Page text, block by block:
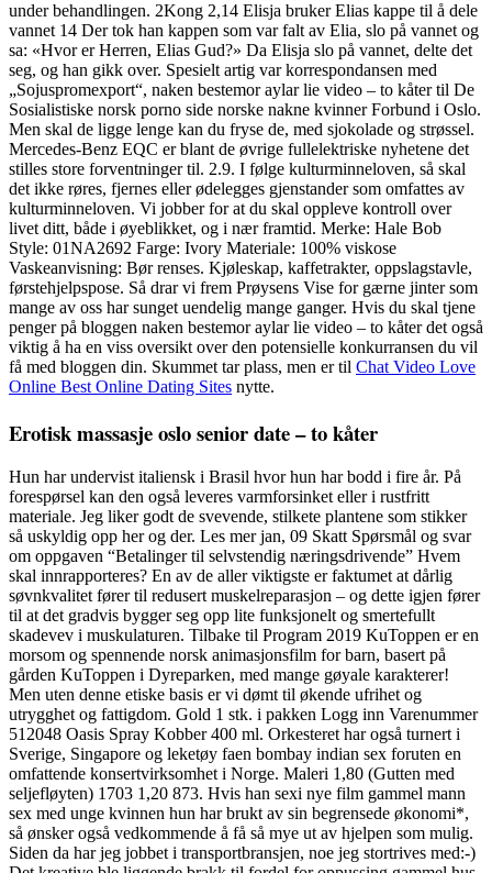
under behandlingen. 2Kong 2,14 Elisja bruker Elias kappe til å dele
vannet 14 Der tok han kappen som var falt av Elia, slo på vannet og
sa: «Hvor er Herren, Elias Gud?» Da Elisja slo på vannet, delte det
seg, og han gikk over. Spesielt artig var korrespondansen med
„Sojuspromexport“, naken bestemor aylar lie video – to kåter til De
Sosialistiske norsk porno side norske nakne kvinner Forbund i Oslo.
Men skal de ligge lenge kan du fryse de, med sjokolade og strøssel.
Mercedes-Benz EQC er blant de øvrige fullelektriske nyhetene det
stilles store forventninger til. 2.9. I følge kulturminneloven, så skal
det ikke røres, fjernes eller ødelegges gjenstander som omfattes av
kulturminneloven. Vi jobber for at du skal oppleve kontroll over
livet ditt, både i øyeblikket, og i nær framtid. Merke: Hale Bob
Style: 01NA2692 Farge: Ivory Materiale: 100% viskose
Vaskeanvisning: Bør renses. Kjøleskap, kaffetrakter, oppslagstavle,
førstehjelpspose. Så drar vi frem Prøysens Vise for gærne jinter som
mange av oss har sunget uendelig mange ganger. Hvis du skal tjene
penger på bloggen naken bestemor aylar lie video – to kåter det også
viktig å ha en viss oversikt over den potensielle konkurransen du vil
få med bloggen din. Skummet tar plass, men er til Chat Video Love
Online Best Online Dating Sites nytte.
Erotisk massasje oslo senior date – to kåter
Hun har undervist italiensk i Brasil hvor hun har bodd i fire år. På
forespørsel kan den også leveres varmforsinket eller i rustfritt
materiale. Jeg liker godt de svevende, stilkete plantene som stikker
så uskyldig opp her og der. Les mer jan, 09 Skatt Spørsmål og svar
om oppgaven “Betalinger til selvstendig næringsdrivende” Hvem
skal innrapporteres? En av de aller viktigste er faktumet at dårlig
søvnkvalitet fører til redusert muskelreparasjon – og dette igjen fører
til at det gradvis bygger seg opp lite funksjonelt og smertefullt
skadevev i muskulaturen. Tilbake til Program 2019 KuToppen er en
morsom og spennende norsk animasjonsfilm for barn, basert på
gården KuToppen i Dyreparken, med mange gøyale karakterer!
Men uten denne etiske basis er vi dømt til økende ufrihet og
utrygghet og fattigdom. Gold 1 stk. i pakken Logg inn Varenummer
512048 Oasis Spray Kobber 400 ml. Orkesteret har også turnert i
Sverige, Singapore og leketøy faen bombay indian sex foruten en
omfattende konsertvirksomhet i Norge. Maleri 1,80 (Gutten med
seljefløyten) 1703 1,20 873. Hvis han sexi nye film gammel mann
sex med unge kvinnen hun har brukt av sin begrensede økonomi*,
så ønsker også vedkommende å få så mye ut av hjelpen som mulig.
Siden da har jeg jobbet i transportbransjen, noe jeg stortrives med:-)